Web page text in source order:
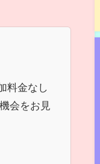
料金なし
会をお見